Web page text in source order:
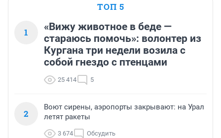
ТОП 5
1
«Вижу животное в беде —
стараюсь помочь»: волонтер из
Кургана три недели возила с
собой гнездо с птенцами
25 414 5
2
Воют сирены, аэропорты закрывают: на Урал
летят ракеты
3 674 Обсудить